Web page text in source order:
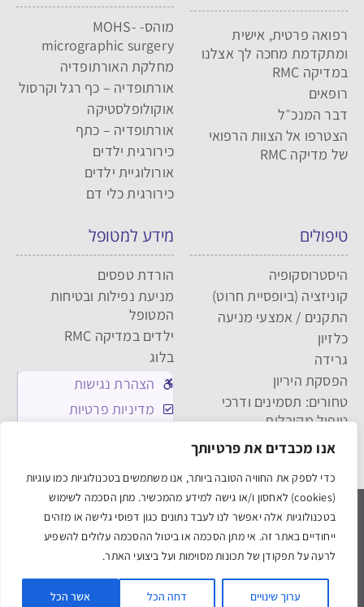
אנו מכבדים את פרטיותך
כדי לספק את החוויה הטובה ביותר, אנו משתמשים בטכנולוגיות כמו עוגיות
(cookies) לאחסון ו/או גישה למידע מהמכשיר. מתן הסכמה לשימוש
בטכנולוגיות אלה יאפשר לנו לעבד נתונים כגון דפוסי גלישה או מזהים
ייחודיים באתר זה. אי מתן הסכמה או ביטול ההסכמה עלולים להשפיע
לרעה על תפקודן של תכונות מסוימות ועל ביצועי האתר.
ערוך שינויים דחה הכל אשר הכל
רפואה פרטית, אישית
ומתקדמת מחכה לך אצלנו
במדיקה RMC
רופאים
דבר המנכ״ל
הצטרפו אל הצוות הרפואי
של מדיקה RMC
מוהס- MOHS-
micrographic surgery
מחלקת האורתופדיה
אורתופדיה – כף רגל וקרסול
אוקולופלסטיקה
אורתופדיה – כתף
כירורגית ילדים
אורולוגיית ילדים
כירורגית כלי דם
טיפולים
היסטרוסקופיה
קוניזציה (ביופסיית חרוט)
התקנים / אמצעי מניעה
כלזיון
גרידה
הפסקת היריון
טחורים: תסמינים ודרכי
טיפול מקובלות
מתיחת פנים
מידע למטופל
הורדת טפסים
מניעת נפילות ובטיחות
המטופל
ילדים במדיקה RMC
בלוג
הצהרת נגישות
מדיניות פרטיות
medica אלישע חיפה medica תל אביב
Powered & Designed by Medical Online